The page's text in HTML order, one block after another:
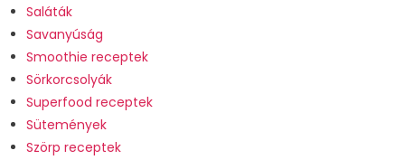
Saláták
Savanyúság
Smoothie receptek
Sörkorcsolyák
Superfood receptek
Sütemények
Szörp receptek